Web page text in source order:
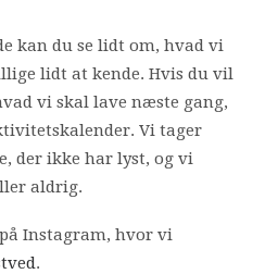
kan du se lidt om, hvad vi
lidt at kende. Hvis du vil
vi skal lave næste gang,
Vi tager
der ikke har lyst, og vi
aldrig.
Instagram, hvor vi
.